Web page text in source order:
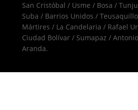
San Cristóbal / Usme / Bosa /
Suba / Barrios Unidos /
Mártires / La Candelaria / Rafael
Ciudad Bolívar / Sumapaz /
Aranda.